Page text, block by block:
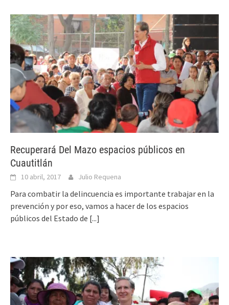
Recuperará Del Mazo espacios públicos en
Cuautitlán
10 abril, 2017 Julio Requena
Para combatir la delincuencia es importante trabajar en la
prevención y por eso, vamos a hacer de los espacios
públicos del Estado de [...]